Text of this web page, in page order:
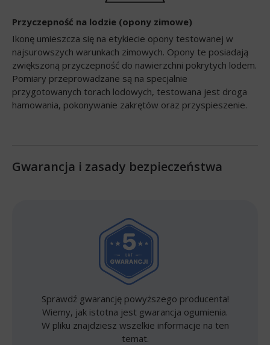
Przyczepność na lodzie (opony zimowe)
Ikonę umieszcza się na etykiecie opony testowanej w
najsurowszych warunkach zimowych. Opony te posiadają
zwiększoną przyczepność do nawierzchni pokrytych lodem.
Pomiary przeprowadzane są na specjalnie
przygotowanych torach lodowych, testowana jest droga
hamowania, pokonywanie zakrętów oraz przyspieszenie.
Gwarancja i zasady bezpieczeństwa
Sprawdź gwarancję powyższego producenta!
Wiemy, jak istotna jest gwarancja ogumienia.
W pliku znajdziesz wszelkie informacje na ten
temat.